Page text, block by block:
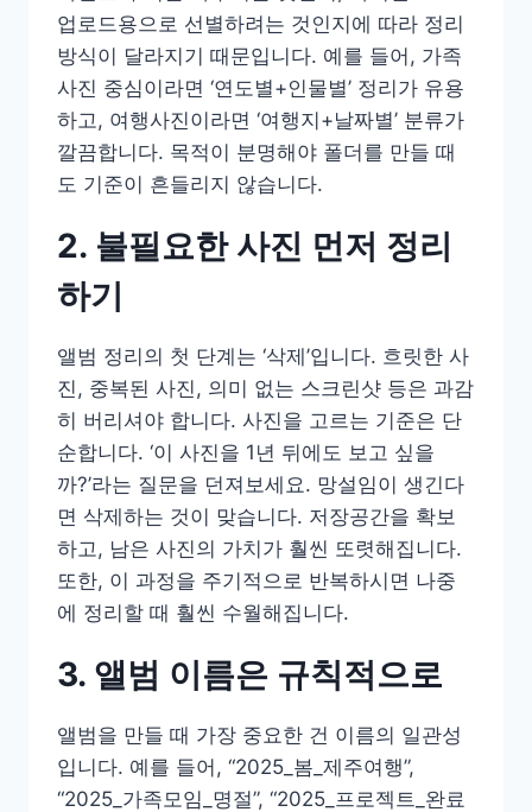
업로드용으로 선별하려는 것인지에 따라 정리
방식이 달라지기 때문입니다. 예를 들어, 가족
사진 중심이라면 ‘연도별+인물별’ 정리가 유용
하고, 여행사진이라면 ‘여행지+날짜별’ 분류가
깔끔합니다. 목적이 분명해야 폴더를 만들 때
도 기준이 흔들리지 않습니다.
2. 불필요한 사진 먼저 정리
하기
앨범 정리의 첫 단계는 ‘삭제’입니다. 흐릿한 사
진, 중복된 사진, 의미 없는 스크린샷 등은 과감
히 버리셔야 합니다. 사진을 고르는 기준은 단
순합니다. ‘이 사진을 1년 뒤에도 보고 싶을
까?’라는 질문을 던져보세요. 망설임이 생긴다
면 삭제하는 것이 맞습니다. 저장공간을 확보
하고, 남은 사진의 가치가 훨씬 또렷해집니다.
또한, 이 과정을 주기적으로 반복하시면 나중
에 정리할 때 훨씬 수월해집니다.
3. 앨범 이름은 규칙적으로
앨범을 만들 때 가장 중요한 건 이름의 일관성
입니다. 예를 들어, “2025_봄_제주여행”,
“2025_가족모임_명절”, “2025_프로젝트_완료